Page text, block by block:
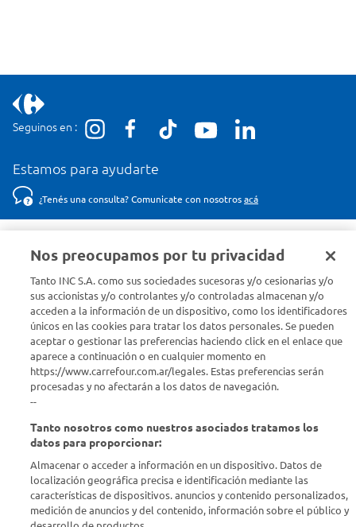
Seguinos en :
Estamos para ayudarte
¿Tenés una consulta? Comunicate con nosotros acá
Conocenos
Info útil
Comprá Online
Dejanos tu mail para recibir todas las ofertas y promociones antes
que nadie.
Provincia
Nos preocupamos por tu privacidad
Tanto INC S.A. como sus sociedades sucesoras y/o cesionarias y/o
sus accionistas y/o controlantes y/o controladas almacenan y/o
acceden a la información de un dispositivo, como los identificadores
únicos en las cookies para tratar los datos personales. Se pueden
aceptar o gestionar las preferencias haciendo click en el enlace que
aparece a continuación o en cualquier momento en
https://www.carrefour.com.ar/legales. Estas preferencias serán
procesadas y no afectarán a los datos de navegación.
--
Tanto nosotros como nuestros asociados tratamos los
datos para proporcionar:
Almacenar o acceder a información en un dispositivo. Datos de
localización geográfica precisa e identificación mediante las
características de dispositivos. anuncios y contenido personalizados,
medición de anuncios y del contenido, información sobre el público y